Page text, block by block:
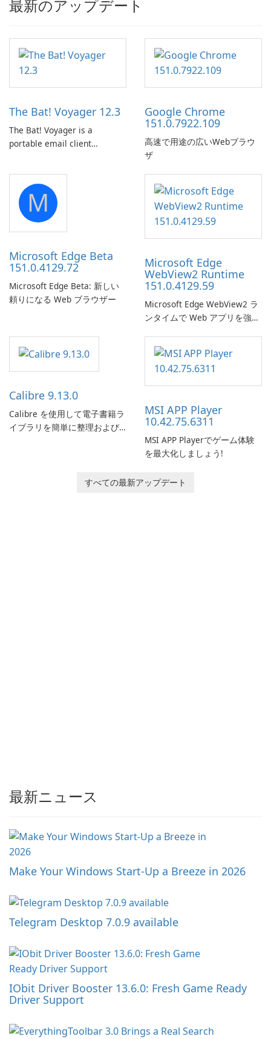
最新のアップデート
The Bat! Voyager 12.3
The Bat! Voyager is a
portable email client
portable media on any
computer running Microsoft
Windows.
Google Chrome
151.0.7922.109
高速で用途の広いWebブラウ
ザ
M
Microsoft Edge Beta
151.0.4129.72
Microsoft Edge Beta: 新しい
頼りになる Web ブラウザー
Microsoft Edge
WebView2 Runtime
151.0.4129.59
Microsoft Edge WebView2 ラ
ンタイムで Web アプリを強化
Calibre 9.13.0
Calibre を使用して電子書籍ラ
イブラリを簡単に整理および
MSI APP Player
10.42.75.6311
MSI APP Playerでゲーム体験
を最大化しましょう!
すべての最新アップデート
最新ニュース
Make Your Windows Start-Up a Breeze in 2026
Telegram Desktop 7.0.9 available
IObit Driver Booster 13.6.0: Fresh Game Ready
Driver Support